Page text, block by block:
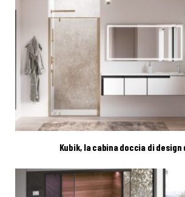
Kubik, la cabina doccia di design